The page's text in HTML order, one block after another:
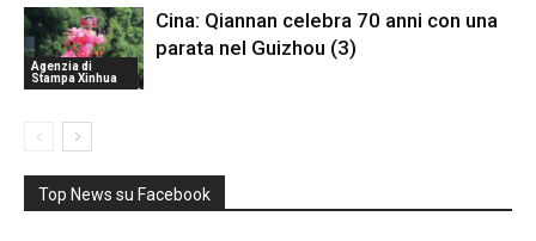
Agenzia di
Stampa Xinhua
Cina: Qiannan celebra 70 anni con una
parata nel Guizhou (3)
Top News su Facebook